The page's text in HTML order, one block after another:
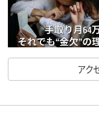
アク